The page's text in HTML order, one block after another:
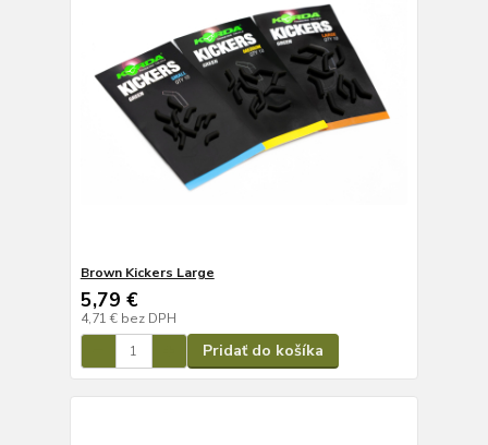
Brown Kickers Large
5,79 €
4,71 € bez DPH
Pridať do košíka